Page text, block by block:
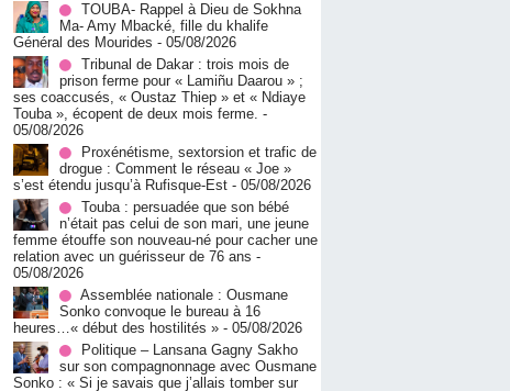
TOUBA- Rappel à Dieu de Sokhna
Ma- Amy Mbacké, fille du khalife
Général des Mourides - 05/08/2026
Tribunal de Dakar : trois mois de
prison ferme pour « Lamiñu Daarou » ;
ses coaccusés, « Oustaz Thiep » et « Ndiaye
Touba », écopent de deux mois ferme. -
05/08/2026
Proxénétisme, sextorsion et trafic de
drogue : Comment le réseau « Joe »
s’est étendu jusqu’à Rufisque-Est - 05/08/2026
Touba : persuadée que son bébé
n’était pas celui de son mari, une jeune
femme étouffe son nouveau-né pour cacher une
relation avec un guérisseur de 76 ans -
05/08/2026
Assemblée nationale : Ousmane
Sonko convoque le bureau à 16
heures…« début des hostilités » - 05/08/2026
Politique – Lansana Gagny Sakho
sur son compagnonnage avec Ousmane
Sonko : « Si je savais que j’allais tomber sur